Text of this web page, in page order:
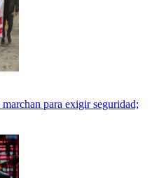
marchan para exigir seguridad;